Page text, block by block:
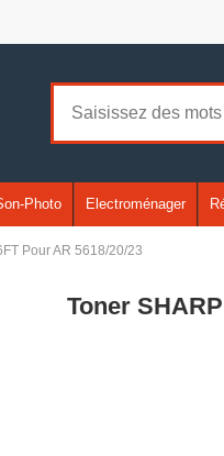
Photo Electroménager
Pour AR 5618/20/23
Toner